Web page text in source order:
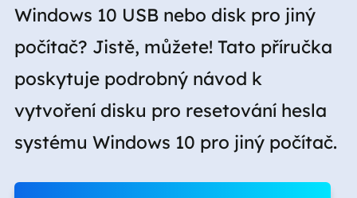
Windows 10 USB nebo disk pro jiný
počítač? Jistě, můžete! Tato příručka
poskytuje podrobný návod k
vytvoření disku pro resetování hesla
systému Windows 10 pro jiný počítač.